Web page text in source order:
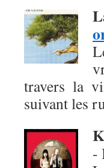
travers la
suivant les
-